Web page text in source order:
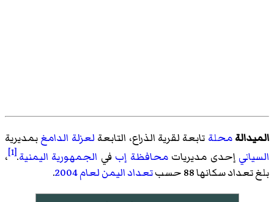
الميدالة محلة تابعة لقرية الذراع، التابعة لعزلة الدامغبمديرية
السياني إحدى مديرياتمحافظة إب في الجمهورية اليمنية.
[1] ،
بلغ تعداد سكانها 88 حسب
تعداد اليمن لعام 2004 .